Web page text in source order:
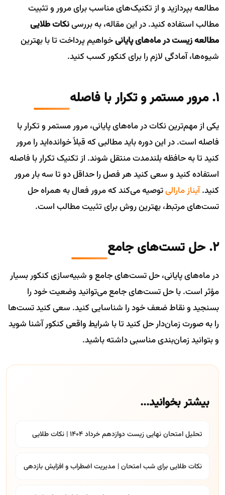
مطالعه بپردازید و از تکنیک‌های مناسب برای مرور و تثبیت
مطالب استفاده کنید. در این مقاله، به بررسینکات طلایی
مطالعه زیست در ماه‌های پایانیخواهیم پرداخت تا با بهترین
شیوه‌ها، آمادگی لازم را برای کنکور کسب کنید.
1. مرور مستمر و تکرار با فاصله
یکی از مهم‌ترین نکات در ماه‌های پایانی، مرور مستمر و تکرار با
فاصله است. در این دوره باید مطالبی که قبلاً خوانده‌اید را مرور
کنید تا به حافظه بلندمدت منتقل شوند. از تکنیک تکرار با فاصله
استفاده کنید و سعی کنید هر فصل را حداقل دو تا سه بار مرور
کنید.آیناز مارالیتوصیه می‌کند که مرور فعال به همراه حل
تست‌های مرتبط، بهترین روش برای تثبیت مطالب است.
2. حل تست‌های جامع
در ماه‌های پایانی، حل تست‌های جامع و شبیه‌سازی کنکور بسیار
مؤثر است. با حل تست‌های جامع می‌توانید وضعیت خود را
بسنجید و نقاط ضعف خود را شناسایی کنید. سعی کنید تست‌ها
را به صورت زمان‌دار حل کنید تا با شرایط واقعی کنکور آشنا شوید
و بتوانید زمان‌بندی مناسبی داشته باشید.
بیشتر بخوانید...
تحلیل امتحان نهایی زیست دوازدهم خرداد 1404 | نکات طلایی
نکات طلایی برای شب امتحان | مدیریت اضطراب و افزایش بازدهی